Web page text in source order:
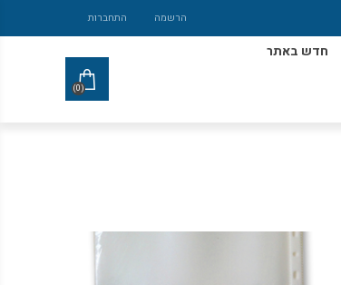
הרשמה התחברות
חדש באתר
(0)